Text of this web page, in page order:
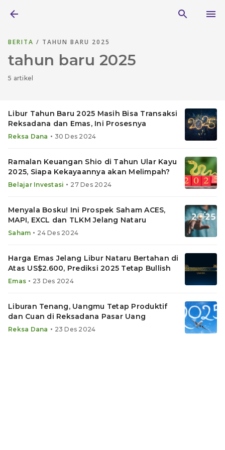
BERITA / TAHUN BARU 2025
tahun baru 2025
5 artikel
Libur Tahun Baru 2025 Masih Bisa Transaksi
Reksadana dan Emas, Ini Prosesnya
Reksa Dana • 30 Des 2024
Ramalan Keuangan Shio di Tahun Ular Kayu
2025, Siapa Kekayaannya akan Melimpah?
Belajar Investasi • 27 Des 2024
Menyala Bosku! Ini Prospek Saham ACES,
MAPI, EXCL dan TLKM Jelang Nataru
Saham • 24 Des 2024
Harga Emas Jelang Libur Nataru Bertahan di
Atas US$2.600, Prediksi 2025 Tetap Bullish
Emas • 23 Des 2024
Liburan Tenang, Uangmu Tetap Produktif
dan Cuan di Reksadana Pasar Uang
Reksa Dana • 23 Des 2024